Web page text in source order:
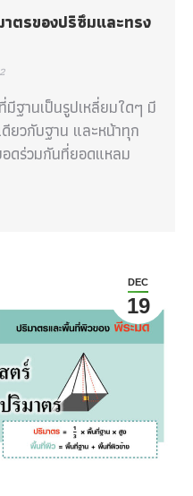
ตรของปริซึมและทรง
านเป็นรูปเหลี่ยมใดๆ มี
ยวกับฐาน และหน้าทุก
ดร่วมกันที่ยอดแหลม
DEC
19